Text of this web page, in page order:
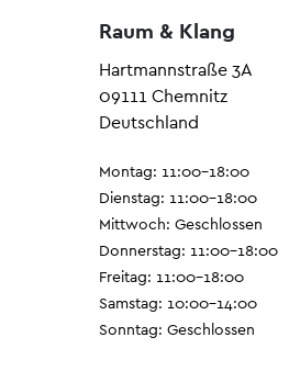
Raum & Klang
Hartmannstraße 3A
09111 Chemnitz
Deutschland
Montag: 11:00–18:00
Dienstag: 11:00–18:00
Mittwoch: Geschlossen
Donnerstag: 11:00–18:00
Freitag: 11:00–18:00
Samstag: 10:00–14:00
Sonntag: Geschlossen